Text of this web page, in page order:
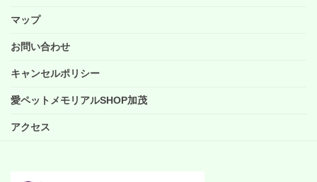
マップ
お問い合わせ
キャンセルポリシー
愛ペットメモリアルSHOP加茂
アクセス